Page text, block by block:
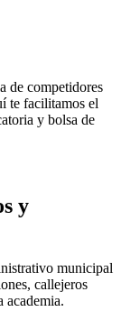
de competidores
te facilitamos el
y bolsa de
y
municipal
callejeros
academia.